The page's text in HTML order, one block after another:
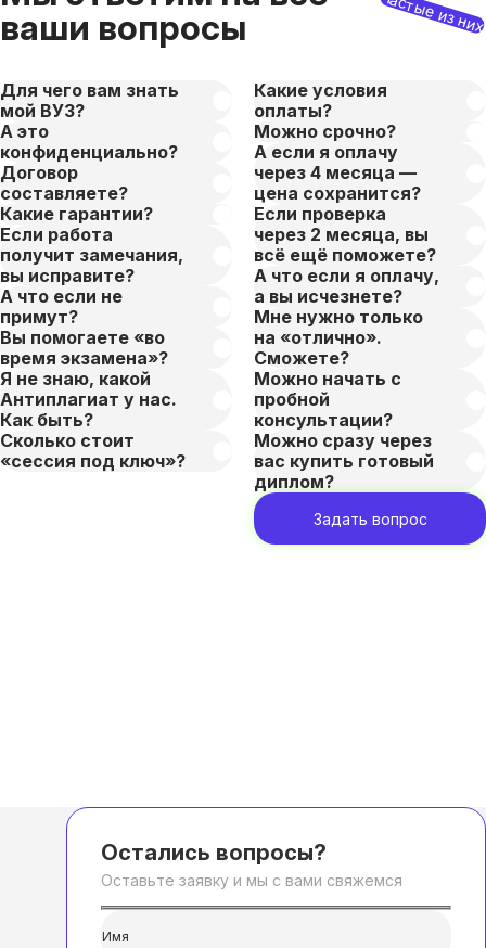
ваши вопросы
Частые из них
Для чего вам знать
мой ВУЗ?
А это
конфиденциально?
Договор
составляете?
Какие гарантии?
Если работа
получит замечания,
вы исправите?
А что если не
примут?
Вы помогаете «во
время экзамена»?
Я не знаю, какой
Антиплагиат у нас.
Как быть?
Сколько стоит
«сессия под ключ»?
Какие условия
оплаты?
Можно срочно?
А если я оплачу
через 4 месяца —
цена сохранится?
Если проверка
через 2 месяца, вы
всё ещё поможете?
А что если я оплачу,
а вы исчезнете?
Мне нужно только
на «отлично».
Сможете?
Можно начать с
пробной
консультации?
Можно сразу через
вас купить готовый
диплом?
Задать вопрос
Остались вопросы?
Оставьте заявку и мы с вами свяжемся